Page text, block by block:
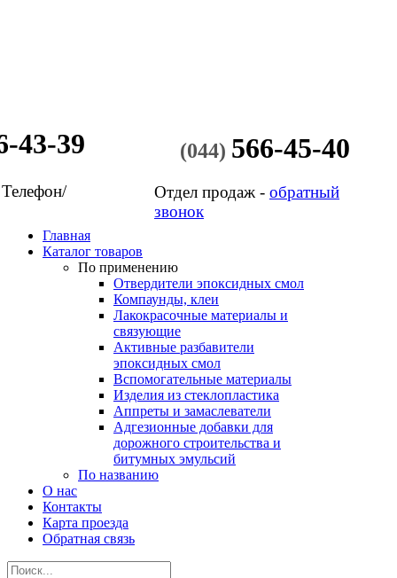
43-39 (044) 566-45-40
Отдел продаж - обратный
звонок
Главная
Каталог товаров
По применению
Отвердители эпоксидных смол
Компаунды, клеи
Лакокрасочные материалы и
связующие
Активные разбавители
эпоксидных смол
Вспомогательные материалы
Изделия из стеклопластика
Аппреты и замаслеватели
Адгезионные добавки для
дорожного строительства и
битумных эмульсий
По названию
О нас
Контакты
Карта проезда
Обратная связь